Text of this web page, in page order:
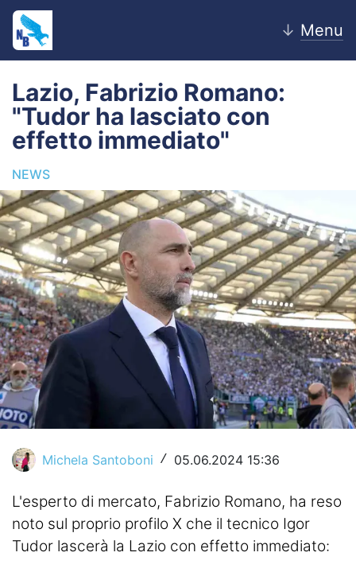
↓ Menu
Home
News
Editoriale
Pagelle
Settore Giovanile
Lazio Women
Calciomercato
Video
Lazio, Fabrizio Romano:
"Tudor ha lasciato con
effetto immediato"
NEWS
Michela Santoboni / 05.06.2024 15:36
L'esperto di mercato, Fabrizio Romano, ha reso
noto sul proprio profilo X che il tecnico Igor
Tudor lascerà la Lazio con effetto immediato: